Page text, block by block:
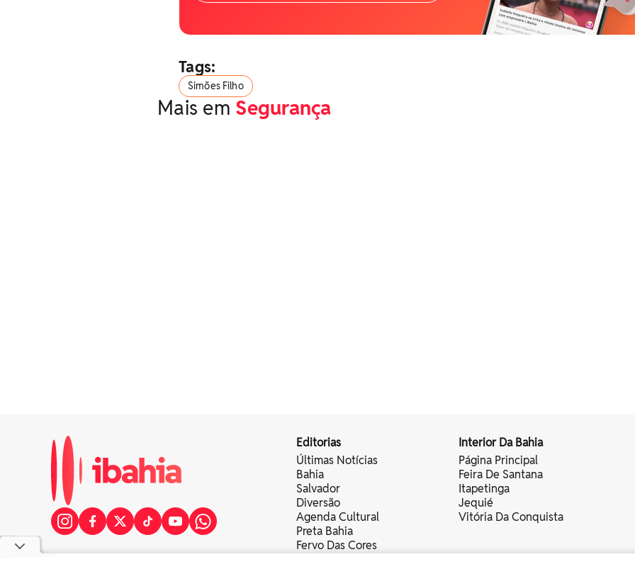
Tags:
Simões Filho
Mais em Segurança
Editorias
Últimas Notícias
Bahia
Salvador
Diversão
Agenda Cultural
Preta Bahia
Fervo Das Cores
Interior Da Bahia
Página Principal
Feira De Santana
Itapetinga
Jequié
Vitória Da Conquista